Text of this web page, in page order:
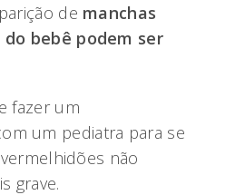
de manchas
bebê podem ser
fazer um
um pediatra para se
não
grave.